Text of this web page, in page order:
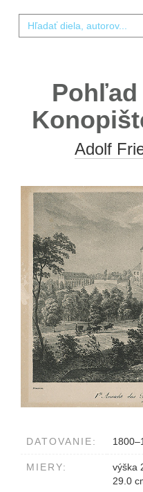
Pohľad
Adolf
DATOVANIE:
MIERY:
výška
29.0